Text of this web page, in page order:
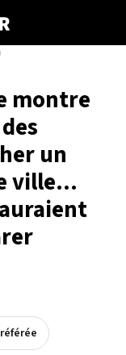
montre
un
ville...